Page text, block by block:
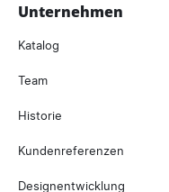
Unternehmen
Katalog
Team
Historie
Kundenreferenzen
Designentwicklung